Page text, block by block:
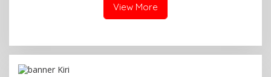
View More